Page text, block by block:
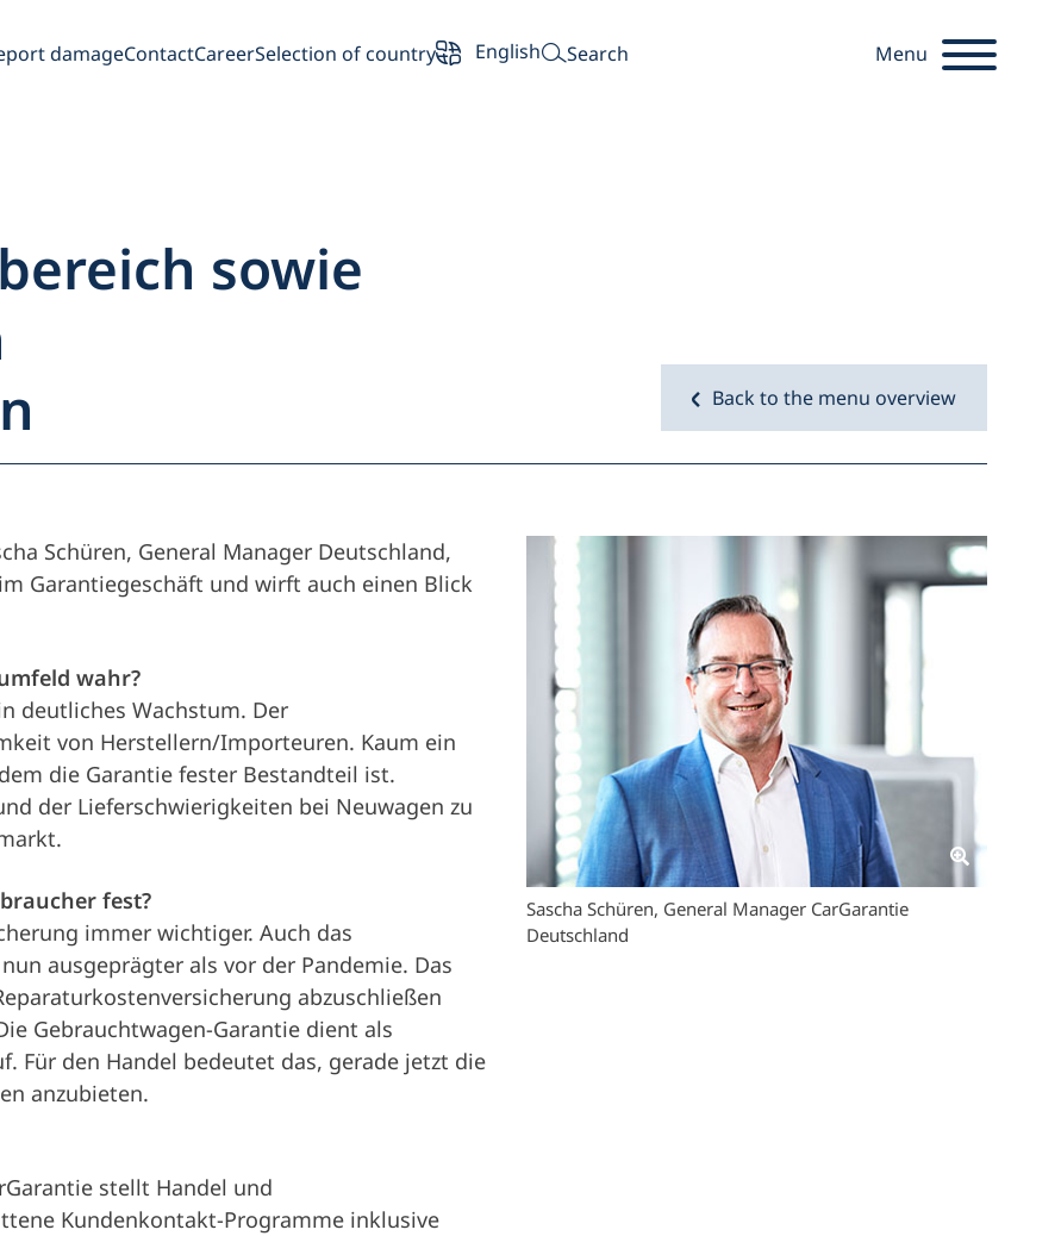
damageContactCareerSelection of country English Search Menu
owners
&
Partner
Career
sowie
Back to the menu overview
Schüren, General Manager Deutschland,
Garantiegeschäft und wirft auch einen Blick
wahr?
deutliches Wachstum. Der
von Herstellern/Importeuren. Kaum ein
die Garantie fester Bestandteil ist.
der Lieferschwierigkeiten bei Neuwagen zu
fest?
immer wichtiger. Auch das
ausgeprägter als vor der Pandemie. Das
abzuschließen
Gebrauchtwagen-Garantie dient als
Für den Handel bedeutet das, gerade jetzt die
anzubieten.
stellt Handel und
Kundenkontakt-Programme inklusive
Open
Sascha Schüren, General Manager CarGarantie
Deutschland